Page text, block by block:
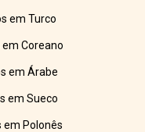
em Turco
Coreano
em Árabe
em Sueco
em Polonês